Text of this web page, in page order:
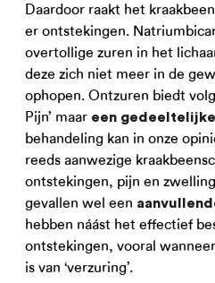
Daardoor raakt het
er ontstekingen.
overtollige zuren in het
deze zich niet meer in de
ophopen. Ontzuren biedt
Pijn’ maar een
behandeling kan in onze
reeds aanwezige
ontstekingen, pijn en
gevallen wel een
hebben náást het effectief
ontstekingen, vooral
is van ‘verzuring’.